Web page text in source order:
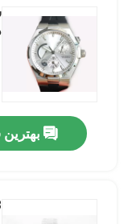
با ما تماس بگیرید
درخواست نقل
ساعت مچی